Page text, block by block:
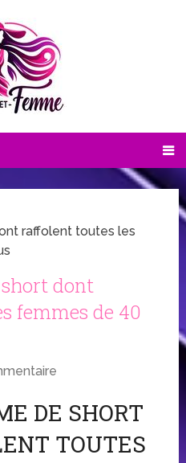
raffolent toutes les
dont
femmes de 40
DE SHORT
TOUTES